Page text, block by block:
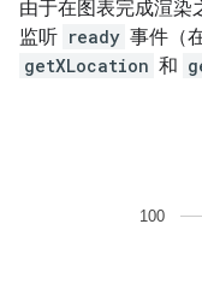
由于在图表完成渲染
监听 ready 事件（
getXLocation 和